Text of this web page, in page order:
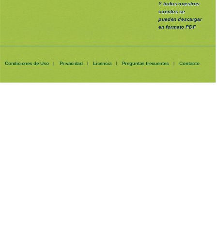
Y todos nuestros
cuentos se
puedendescargar
en formato PDF
Condiciones de Uso | Privacidad | Licencia | Preguntas frecuentes | Contacto